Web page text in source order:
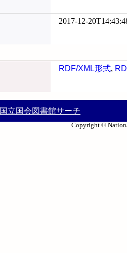
2017-12-
RDF/XML形式,
国立国会図書館サーチ
Copyright ©